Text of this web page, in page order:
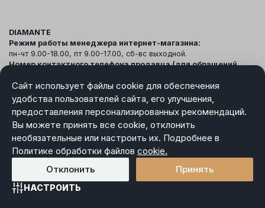
Сайт использует файлы cookie для обеспечения
удобства пользователей сайта, его улучшения,
предоставления персонализированных рекомендаций.
Вы можете принять все cookie, отклонить
необязательные или настроить их. Подробнее в
Политике обработки файлов cookie.
НАСТРОИТЬ
Отклонить Принять
DIAMANTE
Режим работы менеджера интернет-магазина:
пн-чт 9.00-18.00, пт 9.00-17.00, сб-вс выходной.
Номер контактного телефона продавца (для обращений
уполномоченного продавцом рассматривать обращения
покупателей интернет-магазина:+375 (17) 360-36-90
потребителей Партизанского района:+375 (17) 360-10-94
«Условия оплаты»
«Условия доставки»
«Правила ухода за ювелирными изделиями»
Наши контакты